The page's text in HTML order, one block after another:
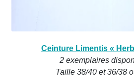
Ceinture Limentis «
2 exemplaires
Taille 38/40 et 36/38